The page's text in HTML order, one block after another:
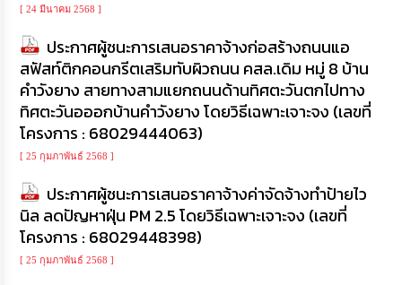
[ 24 มีนาคม 2568 ]
ประกาศผู้ชนะการเสนอราคาจ้างก่อสร้างถนนแอ
สฟัสท์ติกคอนกรีตเสริมทับผิวถนน คสล.เดิม หมู่ 8 บ้าน
คำวังยาง สายทางสามแยกถนนด้านทิศตะวันตกไปทาง
ทิศตะวันอออกบ้านคำวังยาง โดยวิธีเฉพาะเจาะจง (เลขที่
โครงการ : 68029444063)
[ 25 กุมภาพันธ์ 2568 ]
ประกาศผู้ชนะการเสนอราคาจ้างค่าจัดจ้างทำป้ายไว
นิล ลดปัญหาฝุ่น PM 2.5 โดยวิธีเฉพาะเจาะจง (เลขที่
โครงการ : 68029448398)
[ 25 กุมภาพันธ์ 2568 ]